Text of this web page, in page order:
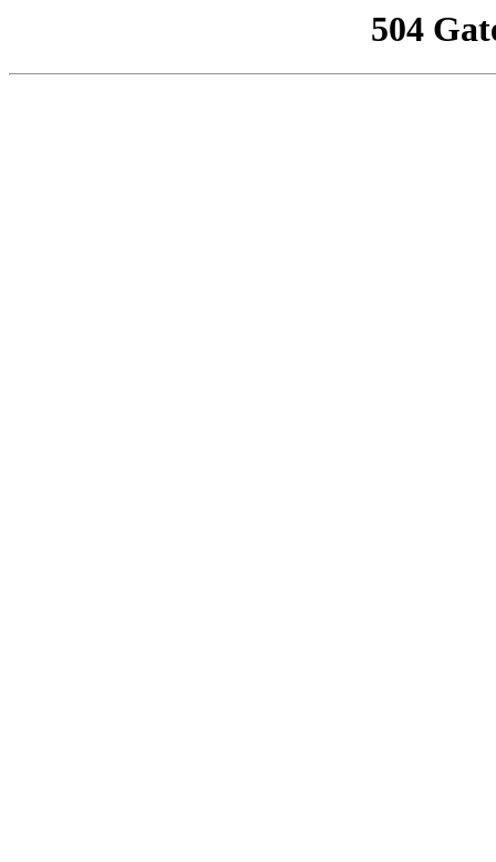
504